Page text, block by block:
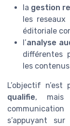
la gestion
les
éditoriale
l’analyse
différentes
les
L’objectif
qualifie,
s’appuyant